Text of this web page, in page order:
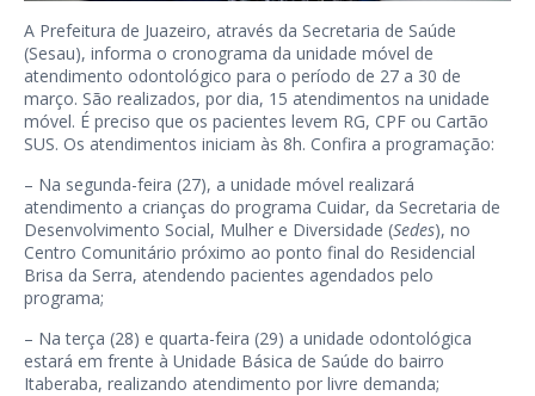
A Prefeitura de Juazeiro, através da Secretaria de Saúde
(Sesau), informa o cronograma da unidade móvel de
atendimento odontológico para o período de 27 a 30 de
março. São realizados, por dia, 15 atendimentos na unidade
móvel. É preciso que os pacientes levem RG, CPF ou Cartão
SUS. Os atendimentos iniciam às 8h. Confira a programação:
– Na segunda-feira (27), a unidade móvel realizará
atendimento a crianças do programa Cuidar, da Secretaria de
Desenvolvimento Social, Mulher e Diversidade (Sedes), no
Centro Comunitário próximo ao ponto final do Residencial
Brisa da Serra, atendendo pacientes agendados pelo
programa;
– Na terça (28) e quarta-feira (29) a unidade odontológica
estará em frente à Unidade Básica de Saúde do bairro
Itaberaba, realizando atendimento por livre demanda;